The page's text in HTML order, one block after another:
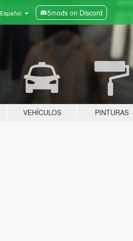
Español 5mods on Discord
VEHÍCULOS PINTURAS